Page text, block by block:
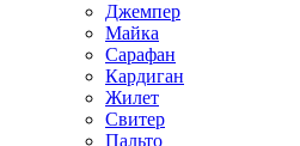
Джемпер
Майка
Сарафан
Кардиган
Жилет
Свитер
Пальто